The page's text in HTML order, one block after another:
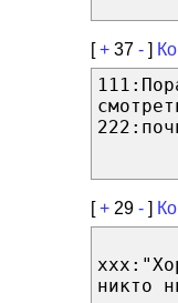
[+ 37 - ]
[+ 29 - ]
никто